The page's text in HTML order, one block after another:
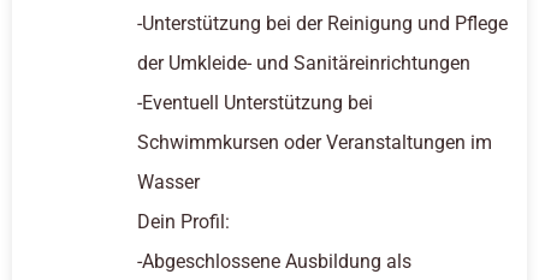
-Unterstützung bei der Reinigung und Pflege
der Umkleide- und Sanitäreinrichtungen
-Eventuell Unterstützung bei
Schwimmkursen oder Veranstaltungen im
Wasser
Dein Profil:
-Abgeschlossene Ausbildung als